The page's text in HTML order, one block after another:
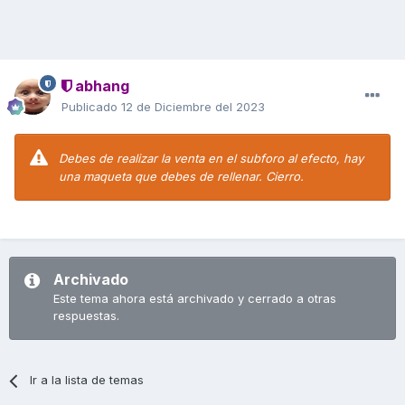
abhang
Publicado 12 de Diciembre del 2023
Debes de realizar la venta en el subforo al efecto, hay
una maqueta que debes de rellenar. Cierro.
Archivado
Este tema ahora está archivado y cerrado a otras
respuestas.
Ir a la lista de temas